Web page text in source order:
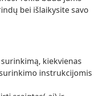
bei išlaikysite savo
kiekvienas
instrukcijomis